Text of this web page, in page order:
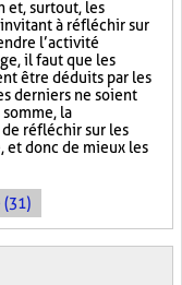
et, surtout, les
à réfléchir sur
l’activité
il faut que les
être déduits par les
derniers ne soient
la
réfléchir sur les
et donc de mieux les